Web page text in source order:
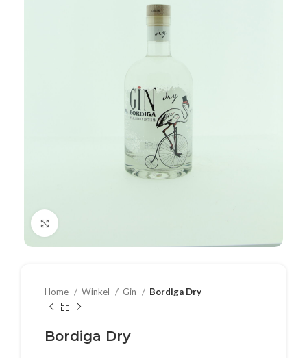
Home Winkel Gin Bordiga Dry
Bordiga Dry